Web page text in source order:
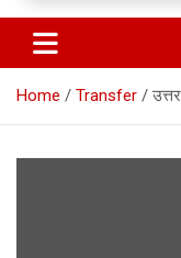
Corbett
Home Transfer